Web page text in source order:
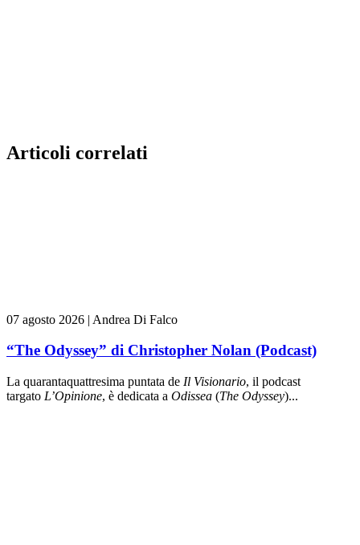
Articoli correlati
07 agosto 2026 | Andrea Di Falco
“The Odyssey” di Christopher Nolan (Podcast)
La quarantaquattresima puntata de Il Visionario, il podcast
targato L’Opinione, è dedicata a Odissea (The Odyssey)...